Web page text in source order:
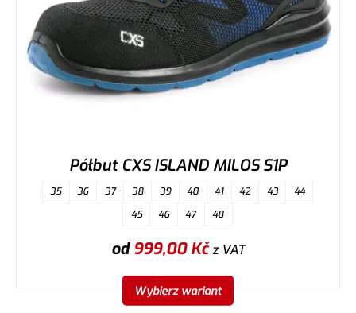
Półbut CXS ISLAND MILOS S1P
35 36 37 38 39 40 41 42 43
44
45
46 47 48
od999,00Kčz VAT
Wybierz wariant